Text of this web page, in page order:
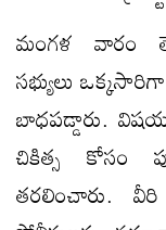
మంగళ వారం
సభ్యులు
బాధపడ్డారు.
చికిత్స కోసం
తరలించారు.